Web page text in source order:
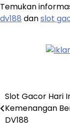
Temukan
dv188 danslot
Post
navigation
Slot Gacor Hari
Kemenangan
DV188